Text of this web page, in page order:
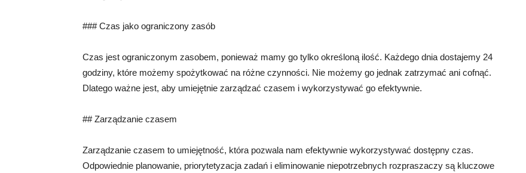
### Czas jako ograniczony zasób
Czas jest ograniczonym zasobem, ponieważ mamy go tylko określoną ilość. Każdego dnia dostajemy 24
godziny, które możemy spożytkować na różne czynności. Nie możemy go jednak zatrzymać ani cofnąć.
Dlatego ważne jest, aby umiejętnie zarządzać czasem i wykorzystywać go efektywnie.
## Zarządzanie czasem
Zarządzanie czasem to umiejętność, która pozwala nam efektywnie wykorzystywać dostępny czas.
Odpowiednie planowanie, priorytetyzacja zadań i eliminowanie niepotrzebnych rozpraszaczy są kluczowe